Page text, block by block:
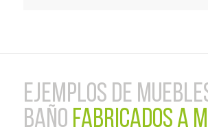
EJEMPLOS DE
BAÑO FABRICADOS A